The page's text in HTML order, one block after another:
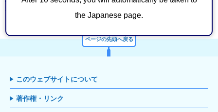
the Japanese page.
一覧
ページの先頭へ戻る
このウェブサイトについて
著作権・リンク